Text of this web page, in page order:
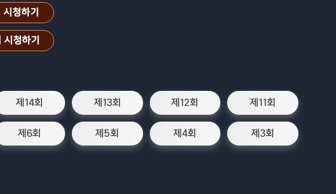
청하기
청하기
제14회 제13회 제12회 제11회
제6회 제5회 제4회 제3회